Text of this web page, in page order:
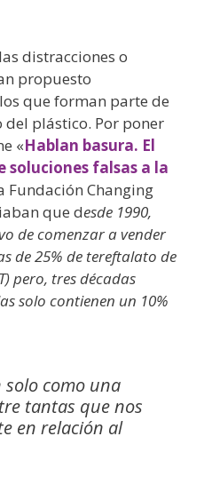
distracciones o
propuesto
que forman parte de
plástico. Por poner
«Hablan basura. El
falsas a la
Fundación Changing
que desde 1990,
de comenzar a vender
de 25% de tereftalato de
pero, tres décadas
solo contienen un 10%
solo como una
tantas que nos
en relación al